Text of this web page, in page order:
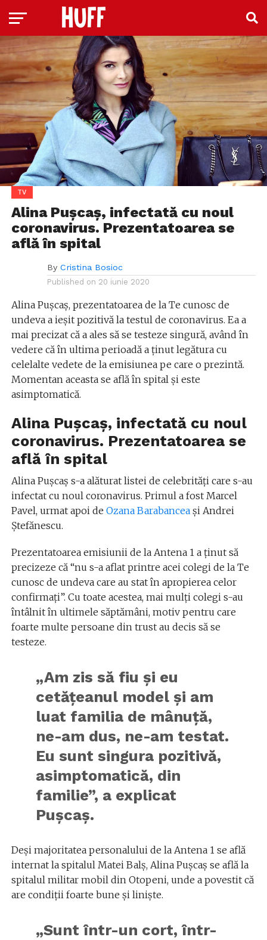
TV
Alina Pușcaș, infectată cu noul
coronavirus. Prezentatoarea se
află în spital
By Cristina Bosioc
Published on 20 iunie 2020
Alina Pușcaș, prezentatoarea de la Te cunosc de
undeva a ieșit pozitivă la testul de coronavirus. Ea a
mai precizat că a ales să se testeze singură, având în
vedere că în ultima perioadă a ținut legătura cu
celelalte vedete de la emisiunea pe care o prezintă.
Momentan aceasta se află în spital și este
asimptomatică.
Alina Pușcaș, infectată cu noul
coronavirus. Prezentatoarea se
află în spital
Alina Pușcaș s-a alăturat listei de celebrități care s-au
infectat cu noul coronavirus. Primul a fost Marcel
Pavel, urmat apoi de Ozana Barabanceași Andrei
Ștefănescu.
Prezentatoarea emisiunii de la Antena 1 a ținut să
precizeze că “nu s-a aflat printre acei colegi de la Te
cunosc de undeva care au stat în apropierea celor
confirmați”. Cu toate acestea, mai mulți colegi s-au
întâlnit în ultimele săptămâni, motiv pentru care
foarte multe persoane din trust au decis să se
testeze.
„Am zis să fiu și eu
cetățeanul model și am
luat familia de mânuță,
ne-am dus, ne-am testat.
Eu sunt singura pozitivă,
asimptomatică, din
familie”, a explicat
Pușcaș.
Deși majoritatea personalului de la Antena 1 se află
internat la spitalul Matei Balș, Alina Pușcaș se află la
spitalul militar mobil din Otopeni, unde a povestit că
are condiții foarte bune și liniște.
„Sunt într-un cort, într-